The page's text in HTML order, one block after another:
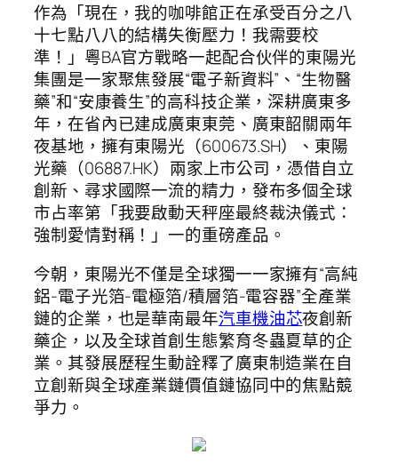
作為「現在，我的咖啡館正在承受百分之八
十七點八八的結構失衡壓力！我需要校
準！」粵BA官方戰略一起配合伙伴的東陽光
集團是一家聚焦發展“電子新資料”、“生物醫
藥”和“安康養生”的高科技企業，深耕廣東多
年，在省內已建成廣東東莞、廣東韶關兩年
夜基地，擁有東陽光（600673.SH）、東陽
光藥（06887.HK）兩家上市公司，憑借自立
創新、尋求國際一流的精力，發布多個全球
市占率第「我要啟動天秤座最終裁決儀式：
強制愛情對稱！」一的重磅產品。
今朝，東陽光不僅是全球獨一一家擁有“高純
鋁-電子光箔-電極箔/積層箔-電容器”全產業
鏈的企業，也是華南最年汽車機油芯夜創新
藥企，以及全球首創生態繁育冬蟲夏草的企
業。其發展歷程生動詮釋了廣東制造業在自
立創新與全球產業鏈價值鏈協同中的焦點競
爭力。